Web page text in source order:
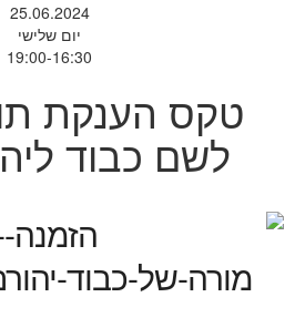
25.06.2024
יום שלישי
19:00-16:30
טקס הענקת
לשם כבוד